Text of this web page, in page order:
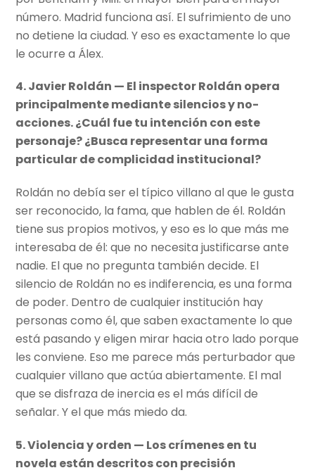
número. Madrid funciona así. El sufrimiento de uno
no detiene la ciudad. Y eso es exactamente lo que
le ocurre a Álex.
4. Javier Roldán — El inspector Roldán opera
principalmente mediante silencios y no-
acciones. ¿Cuál fue tu intención con este
personaje? ¿Busca representar una forma
particular de complicidad institucional?
Roldán no debía ser el típico villano al que le gusta
ser reconocido, la fama, que hablen de él. Roldán
tiene sus propios motivos, y eso es lo que más me
interesaba de él: que no necesita justificarse ante
nadie. El que no pregunta también decide. El
silencio de Roldán no es indiferencia, es una forma
de poder. Dentro de cualquier institución hay
personas como él, que saben exactamente lo que
está pasando y eligen mirar hacia otro lado porque
les conviene. Eso me parece más perturbador que
cualquier villano que actúa abiertamente. El mal
que se disfraza de inercia es el más difícil de
señalar. Y el que más miedo da.
5. Violencia y orden — Los crímenes en tu
novela están descritos con precisión